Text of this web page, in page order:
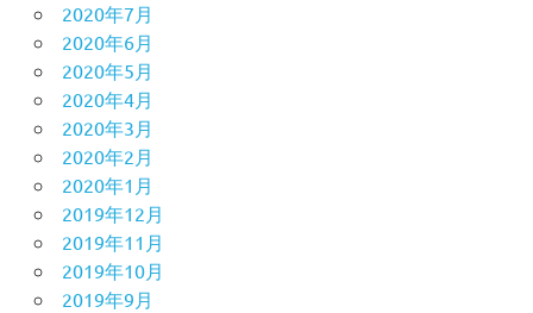
2020年7月
2020年6月
2020年5月
2020年4月
2020年3月
2020年2月
2020年1月
2019年12月
2019年11月
2019年10月
2019年9月